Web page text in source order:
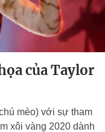
của Taylor
mèo) với sự tham
xôi vàng 2020 dành